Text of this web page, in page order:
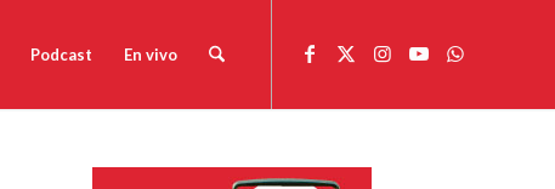
Podcast En vivo